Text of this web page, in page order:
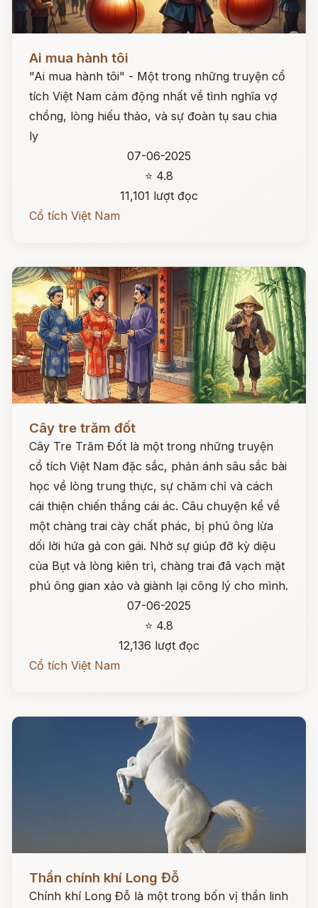
Ai mua hành tôi
"Ai mua hành tôi" - Một trong những truyện cổ
tích Việt Nam cảm động nhất về tình nghĩa vợ
chồng, lòng hiếu thảo, và sự đoàn tụ sau chia
ly
07-06-2025
⭐ 4.8
11,101 lượt đọc
Cổ tích Việt Nam
Cây tre trăm đốt
Cây Tre Trăm Đốt là một trong những truyện
cổ tích Việt Nam đặc sắc, phản ánh sâu sắc bài
học về lòng trung thực, sự chăm chỉ và cách
cái thiện chiến thắng cái ác. Câu chuyện kể về
một chàng trai cày chất phác, bị phú ông lừa
dối lời hứa gả con gái. Nhờ sự giúp đỡ kỳ diệu
của Bụt và lòng kiên trì, chàng trai đã vạch mặt
phú ông gian xảo và giành lại công lý cho mình.
07-06-2025
⭐ 4.8
12,136 lượt đọc
Cổ tích Việt Nam
Đọc ngay
Thần chính khí Long Đỗ
Chính khí Long Đỗ là một trong bốn vị thần linh